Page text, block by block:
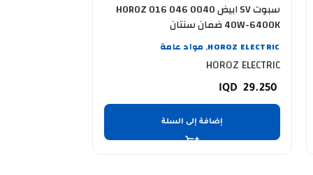
سبوت SV ابيض HOROZ 016 046 0040
40W-6400K ضمان سنتان
HOROZ ELECTRIC
, مواد عامة
HOROZ ELECTRIC
29.250
إضافة إلى السلة